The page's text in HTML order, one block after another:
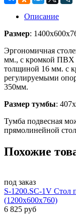
Описание
Размер:
Эргономичная
мм., с кромкой
толщиной 16 мм. с
регулируемыми
350мм.
Размер тумбы:
Тумба подвесная
прямолинейной
Похожие
под заказ
S-1200.SC-1V Стол
(1200х600х760)
6 825 руб